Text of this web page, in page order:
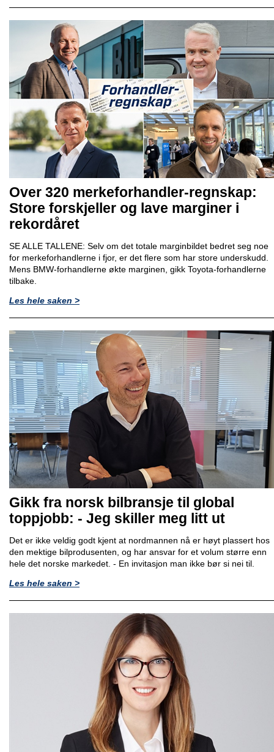
Over 320 merkeforhandler-regnskap:
Store forskjeller og lave marginer i
rekordåret
SE ALLE TALLENE: Selv om det totale marginbildet bedret seg noe
for merkeforhandlerne i fjor, er det flere som har store underskudd.
Mens BMW-forhandlerne økte marginen, gikk Toyota-forhandlerne
tilbake.
Les hele saken >
Gikk fra norsk bilbransje til global
toppjobb: - Jeg skiller meg litt ut
Det er ikke veldig godt kjent at nordmannen nå er høyt plassert hos
den mektige bilprodusenten, og har ansvar for et volum større enn
hele det norske markedet. - En invitasjon man ikke bør si nei til.
Les hele saken >